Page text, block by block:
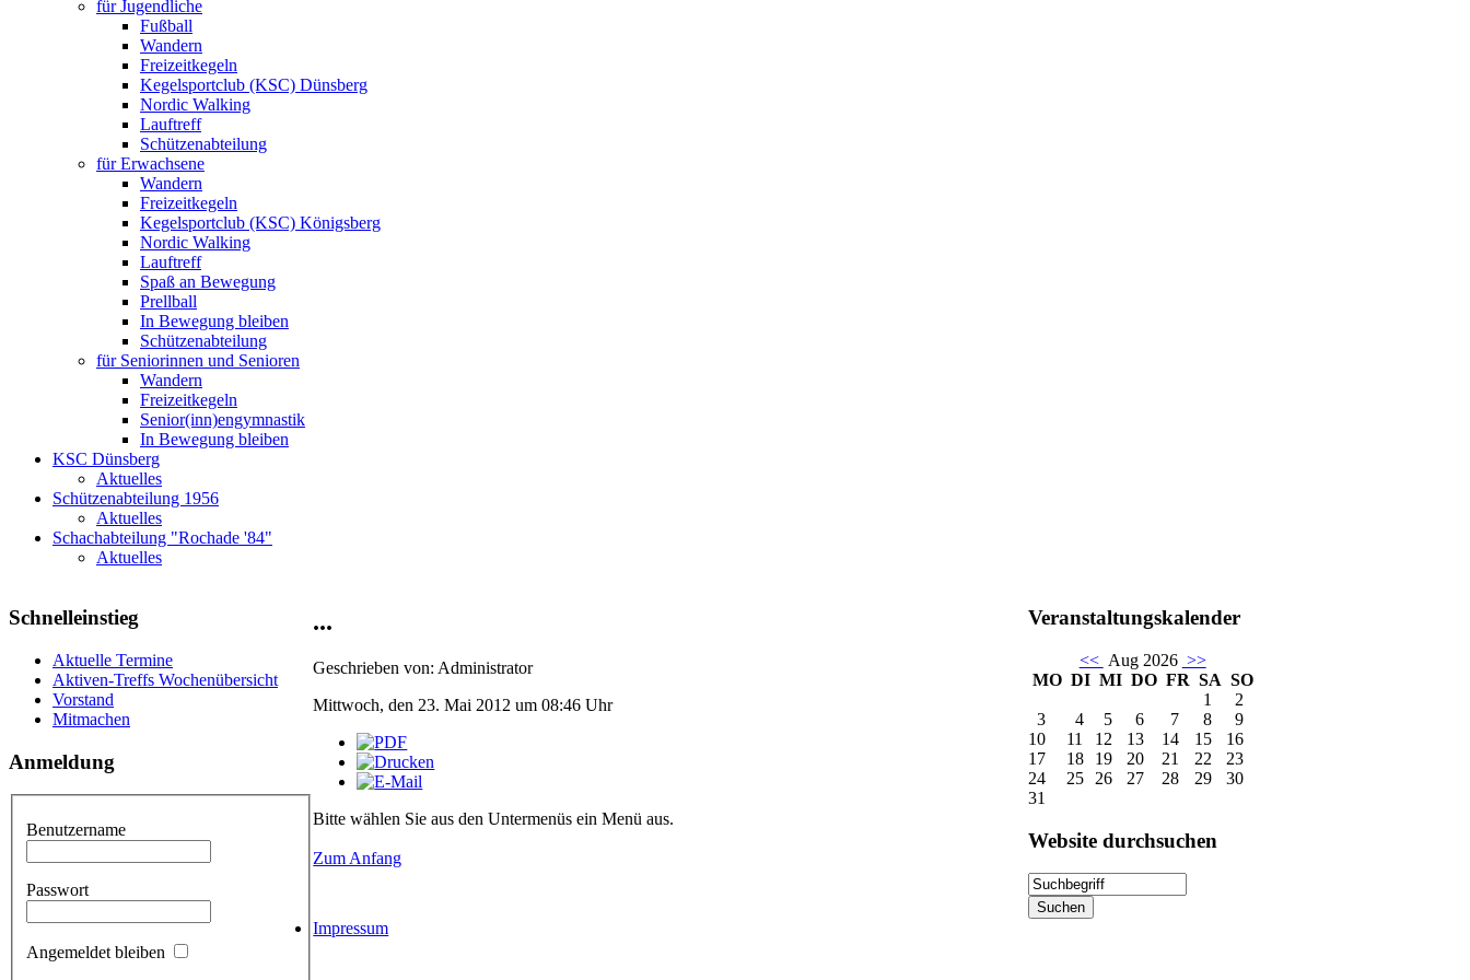
für Jugendliche
Fußball
Wandern
Freizeitkegeln
Kegelsportclub (KSC) Dünsberg
Nordic Walking
Lauftreff
Schützenabteilung
für Erwachsene
Wandern
Freizeitkegeln
Kegelsportclub (KSC) Königsberg
Nordic Walking
Lauftreff
Spaß an Bewegung
Prellball
In Bewegung bleiben
Schützenabteilung
für Seniorinnen und Senioren
Wandern
Freizeitkegeln
Senior(inn)engymnastik
In Bewegung bleiben
KSC Dünsberg
Aktuelles
Schützenabteilung 1956
Aktuelles
Schachabteilung "Rochade '84"
Aktuelles
...
Geschrieben von: Administrator
Mittwoch, den 23. Mai 2012 um 08:46 Uhr
Bitte wählen Sie aus den Untermenüs ein Menü aus.
Zum Anfang
Schnelleinstieg
Aktuelle Termine
Aktiven-Treffs Wochenübersicht
Vorstand
Mitmachen
Anmeldung
Benutzername
Passwort
Angemeldet bleiben
Veranstaltungskalender
<< Aug 2026 >>
MO DI MI DO FR SA SO
1
2
3
4 5 6 7 8
9
10
11 12 13 14 15
16
17
18 19 20 21 22
23
24
25 26 27 28 29
30
31
Websitedurchsuchen
Impressum